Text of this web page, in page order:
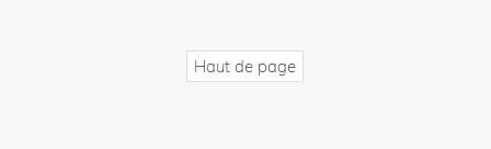
Haut de page